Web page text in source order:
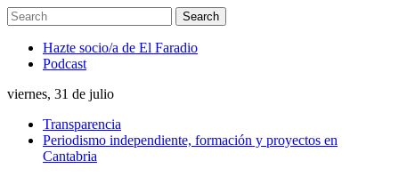
Hazte socio/a de El Faradio
Podcast
viernes, 31 de julio
Transparencia
Periodismo independiente, formación y proyectos en
Cantabria